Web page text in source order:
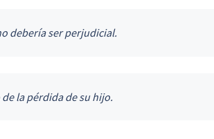
debería ser perjudicial.
la pérdida de su hijo.